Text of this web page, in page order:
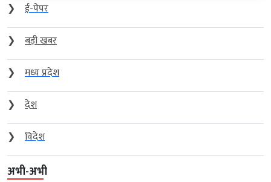
❯
ई-पेपर
❯
बड़ी खबर
❯
मध्य प्रदेश
❯
देश
❯
विदेश
अभी-अभी